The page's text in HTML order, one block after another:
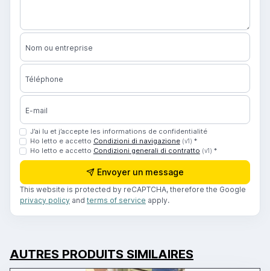
Nom ou entreprise
Téléphone
E-mail
J’ai lu et j’accepte les informations de confidentialité
Ho letto e accetto Condizioni di navigazione (v1) *
Ho letto e accetto Condizioni generali di contratto (v1) *
Envoyer un message
This website is protected by reCAPTCHA, therefore the Google
privacy policy and terms of service apply.
AUTRES PRODUITS SIMILAIRES